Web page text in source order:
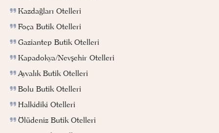
Kazdağları Otelleri
Foça Butik Otelleri
Gaziantep Butik Otelleri
Kapadokya/Nevşehir Otelleri
Ayvalık Butik Otelleri
Bolu Butik Otelleri
Halkidiki Otelleri
Ölüdeniz Butik Otelleri